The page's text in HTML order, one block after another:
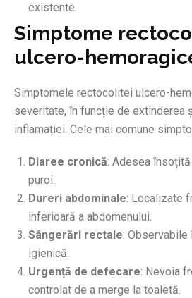
existente.
Simptome
ulcero-
Simptomele rectocolitei ulcero-
severitate, în funcție de extinderea
inflamației. Cele mai comune
Diaree cronică: Adesea
puroi.
Dureri abdominale: Localizate
inferioară a abdomenului.
Sângerări rectale: Observabile
igienică.
Urgență de defecare: Nevoia
controlat de a merge la toaletă.